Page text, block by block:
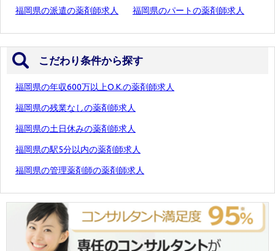
福岡県の派遣の薬剤師求人 福岡県のパートの薬剤師求人
こだわり条件から探す
福岡県の年収600万以上O.K.の薬剤師求人
福岡県の残業なしの薬剤師求人
福岡県の土日休みの薬剤師求人
福岡県の駅5分以内の薬剤師求人
福岡県の管理薬剤師の薬剤師求人